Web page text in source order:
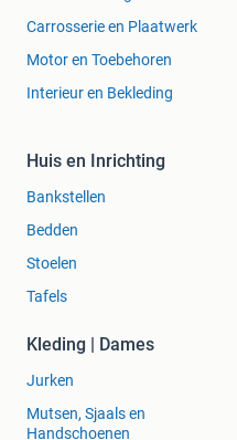
Carrosserie en Plaatwerk
Motor en Toebehoren
Interieur en Bekleding
Huis en Inrichting
Bankstellen
Bedden
Stoelen
Tafels
Kleding | Dames
Jurken
Mutsen, Sjaals en
Handschoenen